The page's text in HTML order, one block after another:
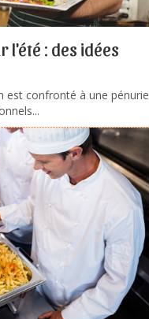
l'été : des idées
est confronté à une pénurie